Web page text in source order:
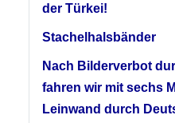
der Türkei!
Stachelhalsbänder
Nach Bilderverbot
fahren wir mit sechs
Leinwand durch